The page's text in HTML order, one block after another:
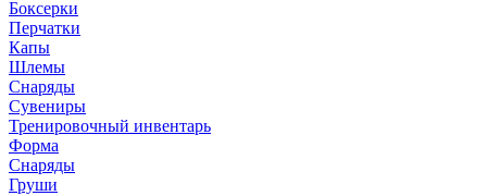
Боксерки
Перчатки
Капы
Шлемы
Снаряды
Сувениры
Тренировочный инвентарь
Форма
Снаряды
Груши